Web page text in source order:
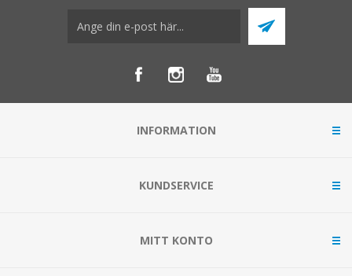
INFORMATION
KUNDSERVICE
MITT KONTO